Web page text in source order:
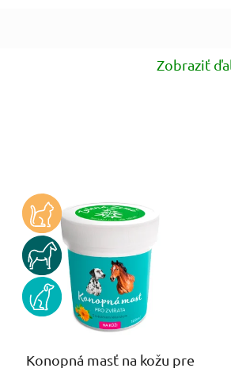
Zobraziť
KOCKA
KUN
PES
Konopná masť na kožu pre